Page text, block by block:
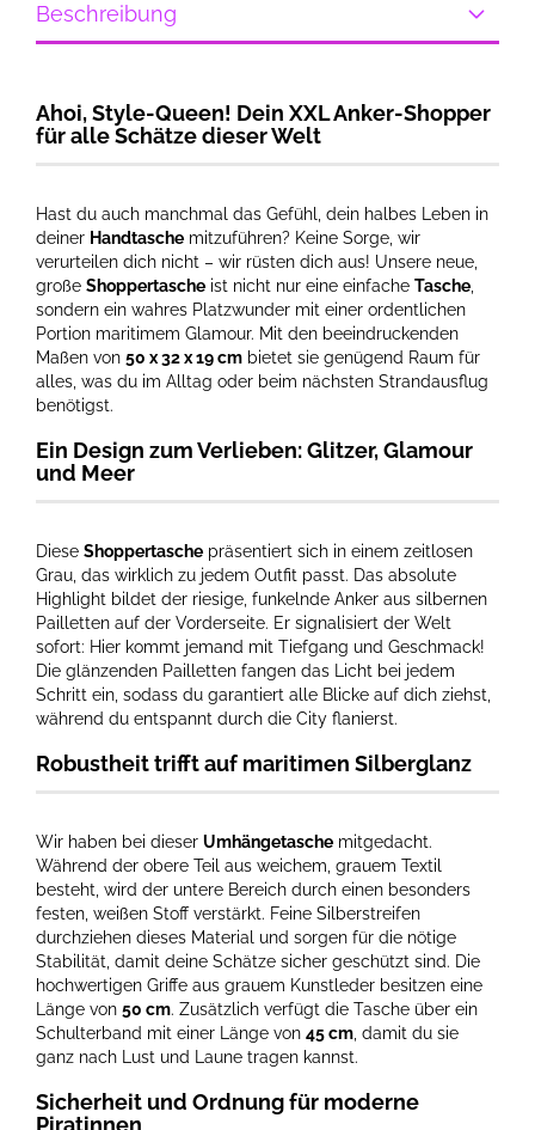
Beschreibung
Ahoi, Style-Queen! Dein XXL Anker-Shopper
für alle Schätze dieser Welt
Hast du auch manchmal das Gefühl, dein halbes Leben in
deiner Handtasche mitzuführen? Keine Sorge, wir
verurteilen dich nicht – wir rüsten dich aus! Unsere neue,
große Shoppertasche ist nicht nur eine einfache Tasche
sondern ein wahres Platzwunder mit einer ordentlichen
Portion maritimem Glamour. Mit den beeindruckenden
Maßen von 50 x 32 x 19 cm bietet sie genügend Raum für
alles, was du im Alltag oder beim nächsten Strandausflug
benötigst.
Ein Design zum Verlieben: Glitzer, Glamour
und Meer
Diese Shoppertasche präsentiert sich in einem zeitlosen
Grau, das wirklich zu jedem Outfit passt. Das absolute
Highlight bildet der riesige, funkelnde Anker aus silbernen
Pailletten auf der Vorderseite. Er signalisiert der Welt
sofort: Hier kommt jemand mit Tiefgang und Geschmack!
Die glänzenden Pailletten fangen das Licht bei jedem
Schritt ein, sodass du garantiert alle Blicke auf dich ziehst,
während du entspannt durch die City flanierst.
Robustheit trifft auf maritimen Silberglanz
Wir haben bei dieser Umhängetasche mitgedacht.
Während der obere Teil aus weichem, grauem Textil
besteht, wird der untere Bereich durch einen besonders
festen, weißen Stoff verstärkt. Feine Silberstreifen
durchziehen dieses Material und sorgen für die nötige
Stabilität, damit deine Schätze sicher geschützt sind. Die
hochwertigen Griffe aus grauem Kunstleder besitzen eine
Länge von 50 cm. Zusätzlich verfügt die Tasche über ein
Schulterband mit einer Länge von 45 cm , damit du sie
ganz nach Lust und Laune tragen kannst.
Sicherheit und Ordnung für moderne
Piratinnen